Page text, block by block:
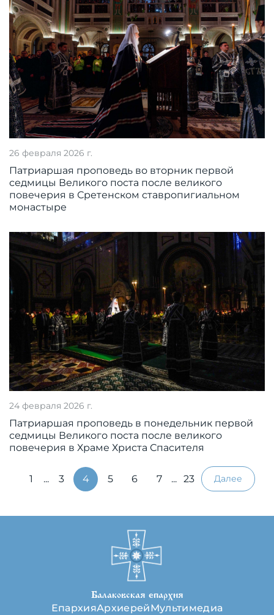
26 февраля 2026 г.
Патриаршая проповедь во вторник первой
седмицы Великого поста после великого
повечерия в Сретенском ставропигиальном
монастыре
24 февраля 2026 г.
Патриаршая проповедь в понедельник первой
седмицы Великого поста после великого
повечерия в Храме Христа Спасителя
1 ... 3 4 5 6 7 ... 23 Далее
Балаковская епархия
ЕпархияАрхиерейМультимедиа